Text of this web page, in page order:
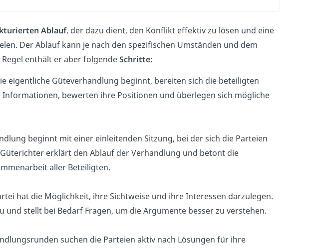
Ablauf, der dazu dient, den Konflikt effektiv zu lösen und eine
Der Ablauf kann je nach den spezifischen Umständen und dem
Regel enthält er aber folgendeSchritte:
eigentliche Güteverhandlung beginnt, bereiten sich die beteiligten
Informationen, bewerten ihre Positionen und überlegen sich mögliche
beginnt mit einer einleitenden Sitzung, bei der sich die Parteien
erklärt den Ablauf der Verhandlung und betont die
aller Beteiligten.
hat die Möglichkeit, ihre Sichtweise und ihre Interessen darzulegen.
stellt bei Bedarf Fragen, um die Argumente besser zu verstehen.
suchen die Parteien aktiv nach Lösungen für ihre